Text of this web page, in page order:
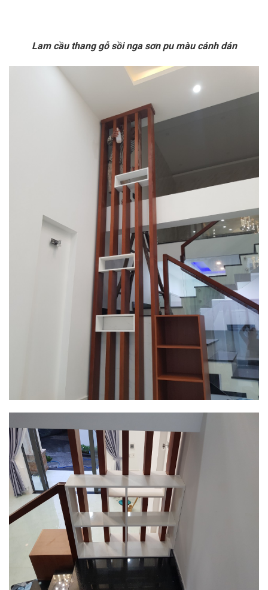
Lam cầu thang gỗ sồi nga sơn pu màu cánh dán